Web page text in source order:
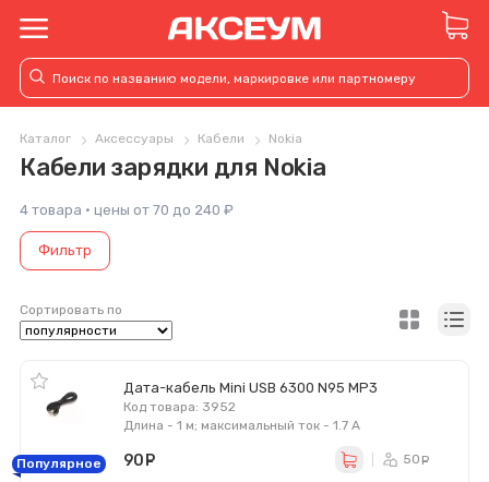
Каталог Аксессуары Кабели Nokia
Кабели зарядки для Nokia
4 товара · цены от 70 до 240 ₽
Фильтр
Сортировать по
Дата-кабель Mini USB 6300 N95 MP3
Код товара: 3952
Длина - 1 м; максимальный ток - 1.7 А
Популярное 90 50